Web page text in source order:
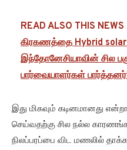
READ ALSO THIS NEWS
கிரகணத்தை Hybrid solar
இந்தோனேசியாவின் சில
பார்வையாளர்கள்
இது மிகவும் கடினமானது
செய்வதற்கு சில நல்ல
நிலப்பரப்பை விட மணலில்